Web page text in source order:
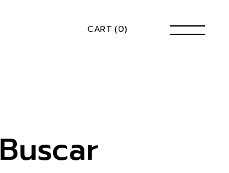
CART (0)
Buscar